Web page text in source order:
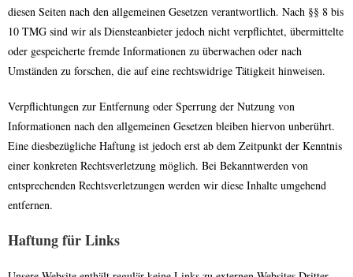
diesen Seiten nach den allgemeinen Gesetzen verantwortlich. Nach §§ 8 bis
10 TMG sind wir als Diensteanbieter jedoch nicht verpflichtet, übermittelte
oder gespeicherte fremde Informationen zu überwachen oder nach
Umständen zu forschen, die auf eine rechtswidrige Tätigkeit hinweisen.
Verpflichtungen zur Entfernung oder Sperrung der Nutzung von
Informationen nach den allgemeinen Gesetzen bleiben hiervon unberührt.
Eine diesbezügliche Haftung ist jedoch erst ab dem Zeitpunkt der Kenntnis
einer konkreten Rechtsverletzung möglich. Bei Bekanntwerden von
entsprechenden Rechtsverletzungen werden wir diese Inhalte umgehend
entfernen.
Haftung für Links